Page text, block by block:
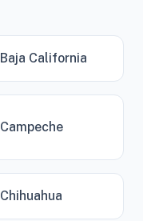
Baja California
Campeche
Chihuahua